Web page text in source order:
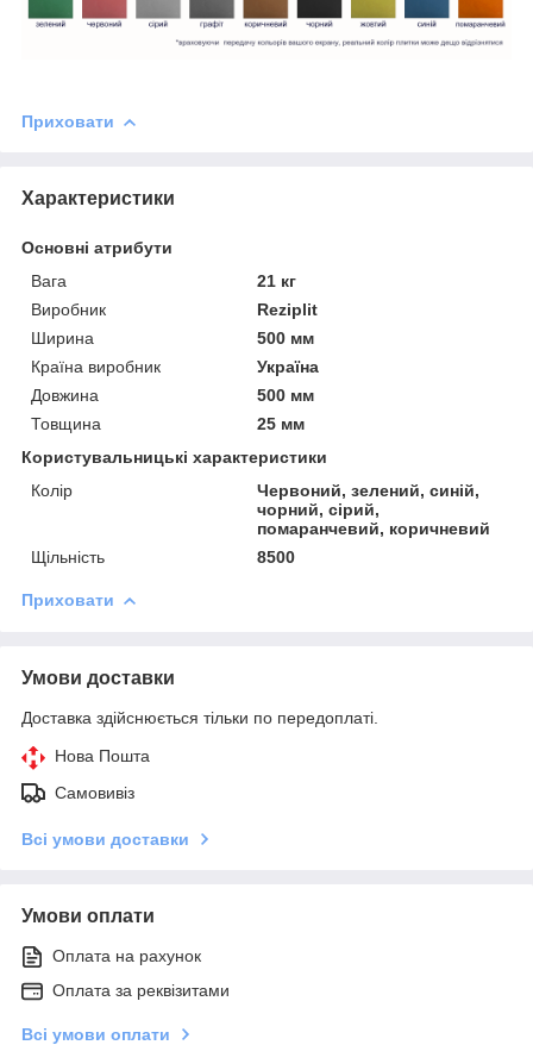
Приховати
Характеристики
Основні атрибути
Вага
21 кг
Виробник
Reziplit
Ширина
500 мм
Країна виробник
Україна
Довжина
500 мм
Товщина
25 мм
Користувальницькі характеристики
Колір
Червоний, зелений, синій,
чорний, сірий,
помаранчевий, коричневий
Щільність
8500
Приховати
Умови доставки
Доставка здійснюється тільки по передоплаті.
Нова Пошта
Самовивіз
Всі умови доставки
Умови оплати
Оплата на рахунок
Оплата за реквізитами
Всі умови оплати